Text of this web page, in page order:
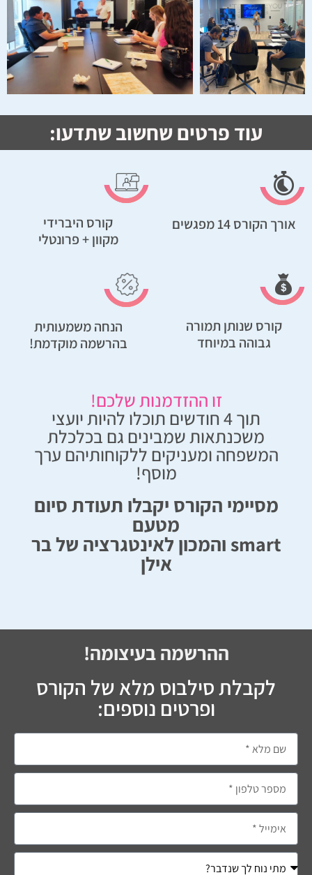
עוד פרטים שחשוב שתדעו:
אורך הקורס 14 מפגשים
קורס היברידי
מקוון + פרונטלי
קורס שנותן תמורה
גבוהה במיוחד
הנחה משמעותית
בהרשמה מוקדמת!
זו ההזדמנות שלכם!
תוך 4 חודשים תוכלו להיות יועצי
משכנתאות שמבינים גם בכלכלת
המשפחה ומעניקים ללקוחותיהם ערך
מוסף!
מסיימי הקורס יקבלו תעודת סיום
מטעם
smart והמכון לאינטגרציה של בר
אילן
ההרשמה בעיצומה!
לקבלת סילבוס מלא של הקורס
ופרטים נוספים: